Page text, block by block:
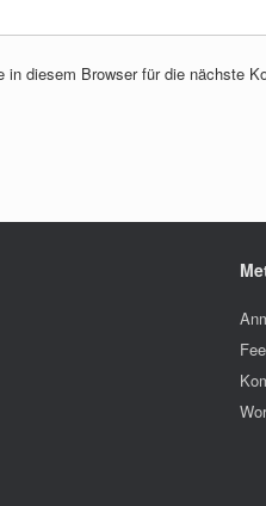
diesem Browser für die nächste